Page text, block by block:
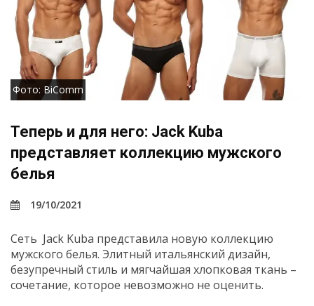
Фото: BiComm
Теперь и для него: Jack Kuba
представляет коллекцию мужского
белья
19/10/2021
Сеть Jack Kuba представила новую коллекцию
мужского белья. Элитный итальянский дизайн,
безупречный стиль и мягчайшая хлопковая ткань –
сочетание, которое невозможно не оценить.